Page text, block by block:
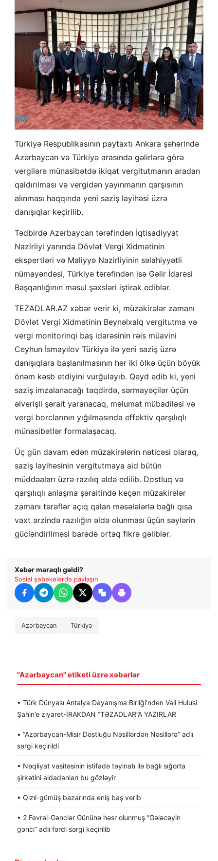
Türkiyə Respublikasının paytaxtı Ankara şəhərində
Azərbaycan və Türkiyə arasında gəlirlərə görə
vergilərə münasibətdə ikiqat vergitutmanın aradan
qaldırılması və vergidən yayınmanın qarşısının
alınması haqqında yeni saziş layihəsi üzrə
danışıqlar keçirilib.
Tədbirdə Azərbaycan tərəfindən İqtisadiyyat
Nazirliyi yanında Dövlət Vergi Xidmətinin
ekspertləri və Maliyyə Nazirliyinin səlahiyyətli
nümayəndəsi, Türkiyə tərəfindən isə Gəlir İdarəsi
Başqanlığının məsul şəxsləri iştirak ediblər.
TEZADLAR.AZ xəbər verir ki, müzakirələr zamanı
Dövlət Vergi Xidmətinin Beynəlxalq vergitutma və
vergi monitorinqi baş idarəsinin rəis müavini
Ceyhun İsmayılov Türkiyə ilə yeni saziş üzrə
danışıqlara başlanılmasının hər iki ölkə üçün böyük
önəm kəsb etdiyini vurğulayıb. Qeyd edib ki, yeni
saziş imzalanacağı təqdirdə, sərmayəçilər üçün
əlverişli şərait yaranacaq, məlumat mübadiləsi və
vergi borclarının yığılmasında effektiv qarşılıqlı
münasibətlər formalaşacaq.
Üç gün davam edən müzakirələrin nəticəsi olaraq,
saziş layihəsinin vergitutmaya aid bütün
müddəaları üzrə razılıq əldə edilib. Dostluq və
qarşılıqlı anlaşma şəraitində keçən müzakirələr
zamanı tərəflər açıq qalan məsələlərlə bağlı qısa
vaxt ərzində razılığın əldə olunması üçün səylərin
gücləndirilməsi barədə ortaq fikrə gəliblər.
Xəbər maraqlı gəldi?
Sosial şəbəkələrdə paylaşın
Azərbaycan Türkiyə
"Azərbaycan" etiketi üzrə xəbərlər
• Türk Dünyası Antalya Dayanışma Birliği’nden Vali Hulusi
Şahin’e ziyaret-İRAKDAN “TƏZADLAR”A YAZIRLAR
• “Azərbaycan-Misir Dostluğu Nəsillərdən Nəsillərə” adlı
sərgi keçirildi
• Nəqliyat vasitəsinin istifadə təyinatı ilə bağlı sığorta
şirkətini aldadanları bu gözləyir
• Qızıl-gümüş bazarında eniş baş verib
• 2 Fevral-Gənclər Gününə həsr olunmuş “Gələcəyin
gənci” adlı fərdi sərgi keçirilib